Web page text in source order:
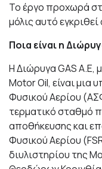
Το έργο προχωρά
μόλις αυτό
Ποια είναι η
ΗΔιώρυγαGAS A.E,
Motor Oil, είναι μια
Φυσικού Αερίου
τερματικό σταθμό
αποθήκευσης και
Φυσικού Αερίου (
διυλιστηρίου της